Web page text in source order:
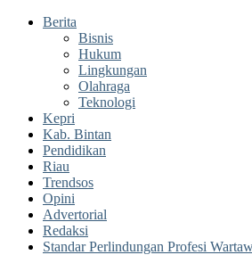
Berita
Bisnis
Hukum
Lingkungan
Olahraga
Teknologi
Kepri
Kab. Bintan
Pendidikan
Riau
Trendsos
Opini
Advertorial
Redaksi
Standar Perlindungan Profesi